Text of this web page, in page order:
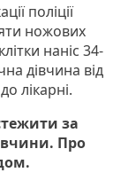
поліції
ножових
наніс 34-
дівчина від
лікарні.
за
Про